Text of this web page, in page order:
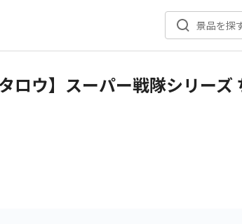
景品を探
ロウ】スーパー戦隊シリーズ